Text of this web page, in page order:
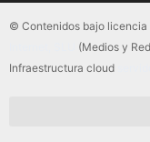
© Contenidos bajo licencia
(Medios y
Infraestructura cloud